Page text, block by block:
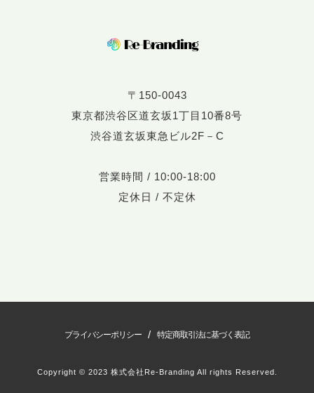
〒150-0043
東京都渋谷区道玄坂1丁目10番8号
渋谷道玄坂東急ビル2F－C
営業時間 / 10:00-18:00
定休日 / 不定休
プライバシーポリシー / 特定商取引法に基づく表記
Copyright © 2023 株式会社Re-Branding All rights Reserved.